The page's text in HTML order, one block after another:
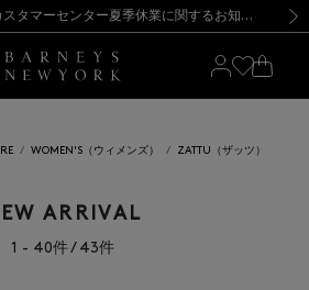
新規登録のお客様も対象！＜MY BARNEYS＞会員のお客様は11,000円（税込）以上のお買上げで常時送料無料！お買い物の際は会員登録を！
出荷一時停止のお知らせ】(2026.8.7) 【オンラインストア カスタマーセンター夏季休業に関するお知らせ】（2026.8.7）
【夏季休業に伴う返品・交換承り一時停止のお知らせ】（2026.8.5）
震の影響によるお荷物のお届けについて
SALEのご案内・ご注意事項 新規登録のお客様も対象！＜MY BARNEYS＞会員のお客様は11,000円（税込）以上のお買上げで常時送料無料！お買い物の際は会員登録を！
出荷一時停止のお知らせ】(2026.8.7)
WOMEN'S（ウィメンズ） ZATTU（ザッツ）
ARRIVAL
1 - 40件 / 43件